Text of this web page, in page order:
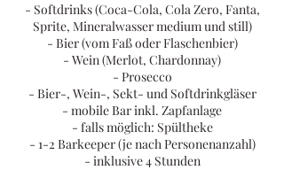
- Softdrinks (Coca-Cola, Cola Zero, Fanta,
Sprite, Mineralwasser medium und still)
- Bier (vom Faß oder Flaschenbier)
- Wein (Merlot, Chardonnay)
- Prosecco
- Bier-, Wein-, Sekt- und Softdrinkgläser
- mobile Bar inkl. Zapfanlage
- falls möglich: Spültheke
- 1-2 Barkeeper (je nach Personenanzahl)
- inklusive 4 Stunden